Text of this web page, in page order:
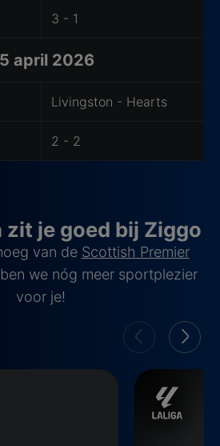
3 - 1
april 2026
Livingston - Hearts
2 - 2
je goed bij Ziggo
van de Scottish Premier
we nóg meer sportplezier
voor je!
La Liga